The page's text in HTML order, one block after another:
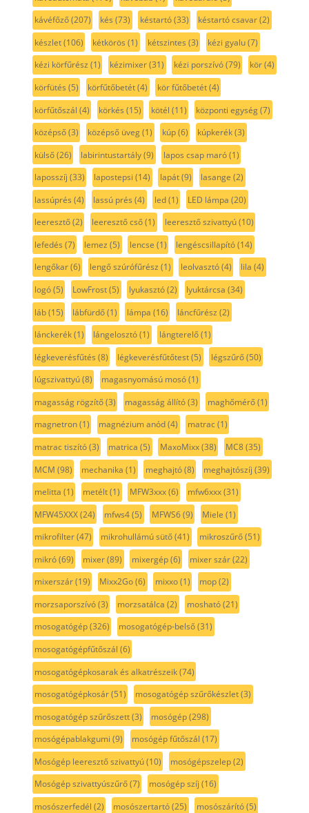
kávéfőző(207) kés (73) késtartó(33) késtartó csavar(2)
készlet(106) kétkörös (1) kétszintes (3) kézi gyalu(7)
kézi körfűrész (1) kézimixer(31) kézi porszívó(79) kör(4)
körfütés (5) körfűtőbetét(4) kör fűtőbetét(4)
körfűtőszál (4) körkés (15) kötél (11) központi egység(7)
középső(3) középső üveg(1) kúp(6) kúpkerék(3)
külső(26) labirintustartály(9) lapos csap maró(1)
laposszíj (33) lapostepsi (14) lapát(9) lasange (2)
lassúprés (4) lassú prés (4) led(1) LED lámpa (20)
leeresztő(2) leeresztő cső(1) leeresztő szivattyú(10)
lefedés (7) lemez (5) lencse (1) lengéscsillapító(14)
lengőkar(6) lengő szúrófűrész (1) leolvasztó(4) lila (4)
logó(5) LowFrost(5) lyukasztó(2) lyuktárcsa (34)
láb(15) lábfürdő(1) lámpa (16) láncfűrész (2)
lánckerék(1) lángelosztó(1) lángterelő(1)
légkeverésfűtés (8) légkeverésfűtőtest(5) légszűrő(50)
lúgszivattyú(8) magasnyomású mosó(1)
magasság rögzítő(3) magasság állító(3) maghőmérő(1)
magnetron(1) magnézium anód(4) matrac(1)
matrac tiszító(3) matrica (5) MaxoMixx(38) MC8(35)
MCM (98) mechanika (1) meghajtó(8) meghajtószíj (39)
melitta (1) metélt(1) MFW3xxx(6) mfw6xxx(31)
MFW45XXX(24) mfws4(5) MFWS6(9) Miele (1)
mikrofilter(47) mikrohullámú sütő(41) mikroszűrő(51)
mikró(69) mixer(89) mixergép(6) mixer szár(22)
mixerszár(19) Mixx2Go(6) mixxo(1) mop(2)
morzsaporszívó(3) morzsatálca (2) mosható(21)
mosogatógép(326) mosogatógép-belső(31)
mosogatógépfűtőszál (6)
mosogatógépkosarak és alkatrészeik(74)
mosogatógépkosár(51) mosogatógép szűrőkészlet(3)
mosogatógép szűrőszett(3) mosógép(298)
mosógépablakgumi (9) mosógép fűtőszál (17)
Mosógép leeresztő szivattyú(10) mosógépszelep(2)
Mosógép szivattyúszűrő(7) mosógép szíj (16)
mosószerfedél (2) mosószertartó(25) mosószárító(5)